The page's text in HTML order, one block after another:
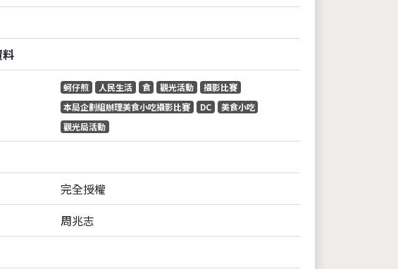
蚵仔煎 人民生活 食 觀光活動
攝影比賽
本局企劃組辦理美食小吃攝影比賽
DC
美食小吃
觀光局活動
完全授權
周兆志